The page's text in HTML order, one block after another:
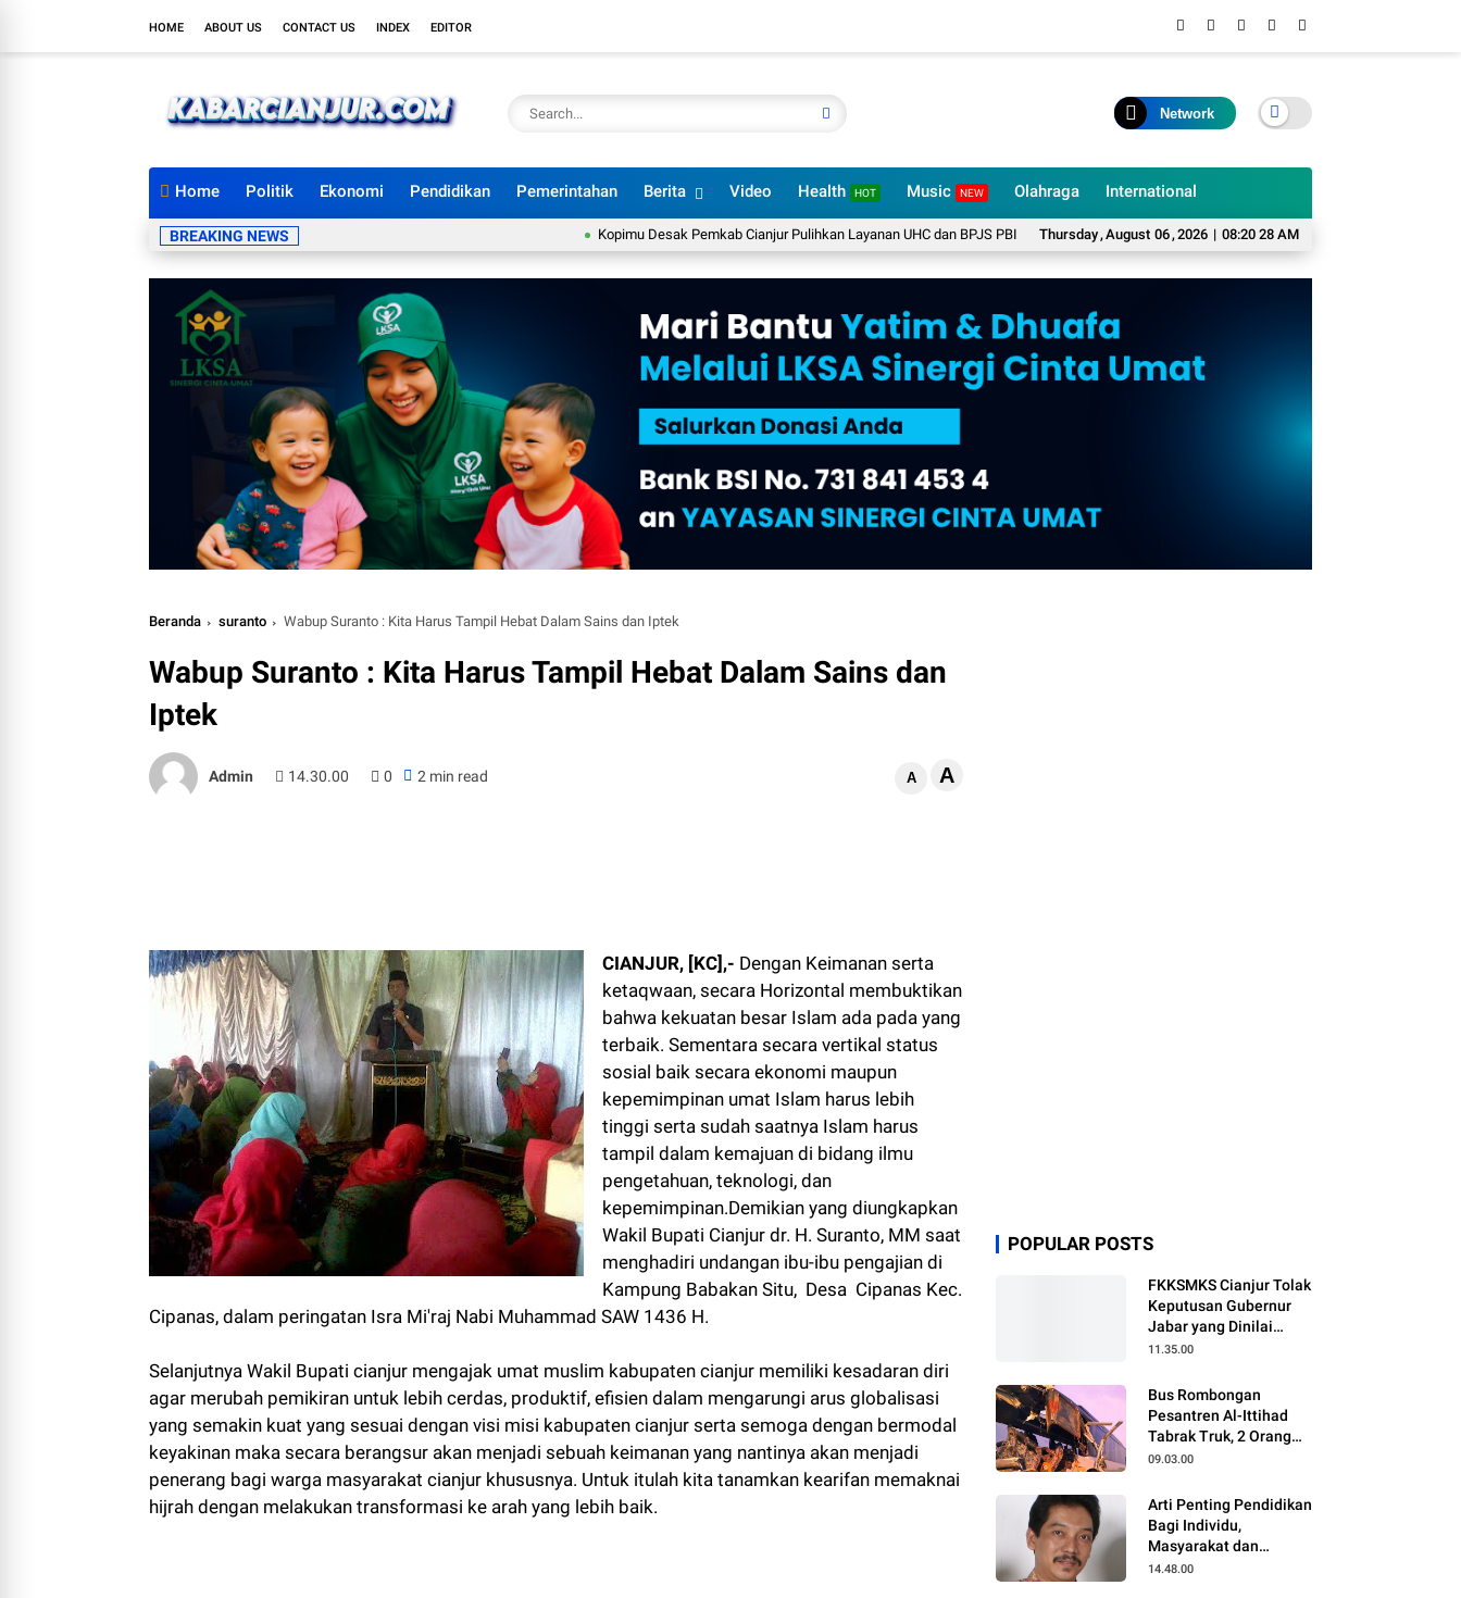
HOME ABOUT US CONTACT US INDEX EDITOR
Network
Home Politik Ekonomi Pendidikan Pemerintahan Berita Video Health HOT Music NEW Olahraga International
Thursday,August 06,2026 | 08:20 30 AM
BREAKING NEWS Kopimu Desak Pemkab Cianjur Pulihkan Layanan UHC dan BPJS PBI untuk Warga Miskin BKPSDM Cianjur Pastikan Belum Ada Rotasi dan Mutasi
Beranda suranto Wabup Suranto : Kita Harus Tampil Hebat Dalam Sains dan Iptek
Wabup Suranto : Kita Harus Tampil Hebat Dalam Sains dan
Iptek
Admin 14.30.00 0 2 min read A A
CIANJUR, [KC],- Dengan Keimanan serta
ketaqwaan, secara Horizontal membuktikan
bahwa kekuatan besar Islam ada pada yang
terbaik. Sementara secara vertikal status
sosial baik secara ekonomi maupun
kepemimpinan umat Islam harus lebih
tinggi serta sudah saatnya Islam harus
tampil dalam kemajuan di bidang ilmu
pengetahuan, teknologi, dan
kepemimpinan.Demikian yang diungkapkan
Wakil Bupati Cianjur dr. H. Suranto, MM saat
menghadiri undangan ibu-ibu pengajian di
Kampung Babakan Situ, Desa Cipanas Kec.
Cipanas, dalam peringatan Isra Mi'raj Nabi Muhammad SAW 1436 H.
Selanjutnya Wakil Bupati cianjur mengajak umat muslim kabupaten cianjur memiliki kesadaran diri
agar merubah pemikiran untuk lebih cerdas, produktif, efisien dalam mengarungi arus globalisasi
yang semakin kuat yang sesuai dengan visi misi kabupaten cianjur serta semoga dengan bermodal
keyakinan maka secara berangsur akan menjadi sebuah keimanan yang nantinya akan menjadi
penerang bagi warga masyarakat cianjur khususnya. Untuk itulah kita tanamkan kearifan memaknai
hijrah dengan melakukan transformasi ke arah yang lebih baik.
POPULAR POSTS
FKKSMKS Cianjur Tolak
Keputusan Gubernur
Jabar yang Dinilai
Merugikan Sekolah
11.35.00
Bus Rombongan
Pesantren Al-Ittihad
Tabrak Truk, 2 Orang
Meninggal Dunia
09.03.00
Arti Penting Pendidikan
Bagi Individu,
Masyarakat dan
Negara
14.48.00